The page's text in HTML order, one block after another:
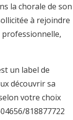
la chorale de son
à rejoindre
professionnelle,
un label de
découvrir sa
votre choix
818877722